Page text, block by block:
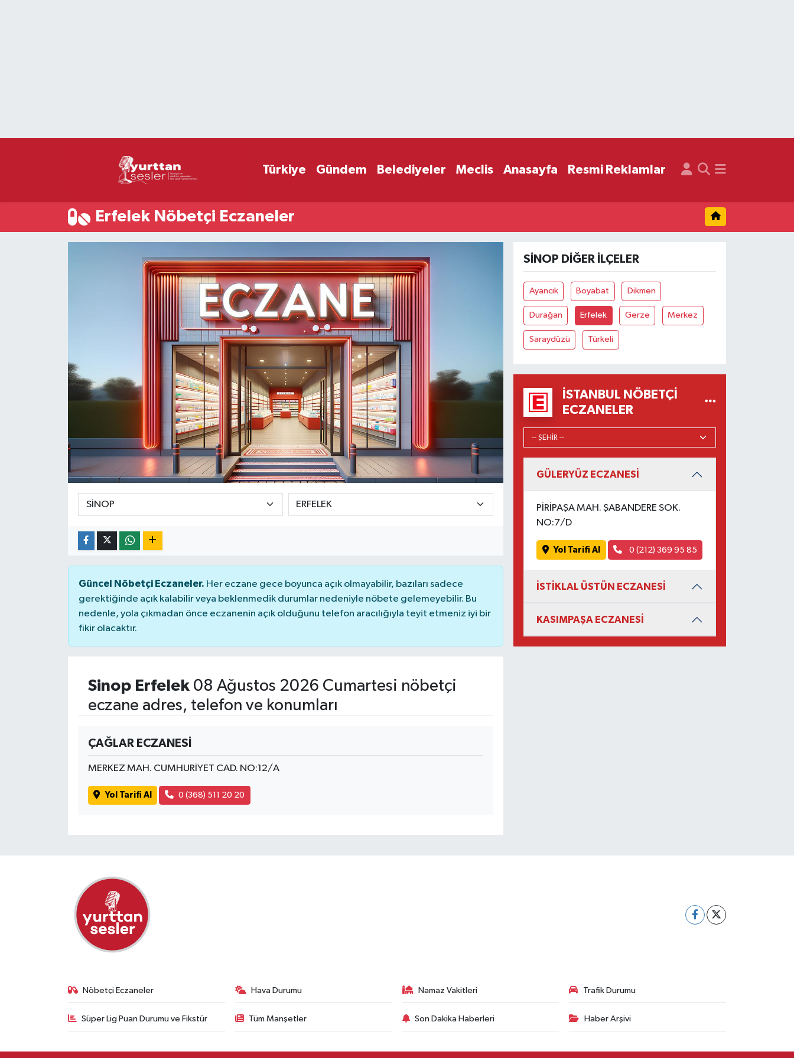
Türkiye Gündem Belediyeler Meclis Anasayfa Resmi Reklamlar
Erfelek Nöbetçi Eczaneler
Güncel Nöbetçi Eczaneler. Her eczane gece boyunca açık olmayabilir, bazıları sadece
gerektiğinde açık kalabilir veya beklenmedik durumlar nedeniyle nöbete gelemeyebilir. Bu
nedenle, yola çıkmadan önce eczanenin açık olduğunu telefon aracılığıyla teyit etmeniz iyi bir
fikir olacaktır.
Sinop Erfelek08 Ağustos 2026 Cumartesi nöbetçi
eczane adres, telefon ve konumları
ÇAĞLAR ECZANESİ
MERKEZ MAH. CUMHURİYET CAD. NO:12/A
Yol Tarifi Al 0 (368) 511 20 20
SINOP DIĞER İLÇELER
Ayancık Boyabat Dikmen
Durağan Erfelek Gerze Merkez
Saraydüzü Türkeli
İSTANBUL NÖBETÇI
ECZANELER
GÜLERYÜZ ECZANESİ
PİRİPAŞA MAH. ŞABANDERE SOK.
NO:7/D
Yol Tarifi Al 0 (212) 369 95 85
İSTİKLAL ÜSTÜN ECZANESİ
KASIMPAŞA ECZANESİ
Nöbetçi Eczaneler Hava Durumu Namaz Vakitleri Trafik Durumu
Süper Lig Puan Durumu ve Fikstür Tüm Manşetler Son Dakika Haberleri Haber Arşivi
Süper Lig Puan Durumu ve Fikstür
Son Dakika Haberleri